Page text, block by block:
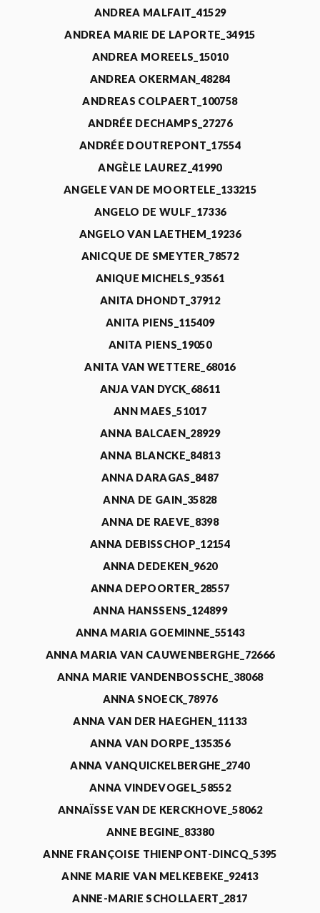
ANDREA MALFAIT_41529
ANDREA MARIE DE LAPORTE_34915
ANDREA MOREELS_15010
ANDREA OKERMAN_48284
ANDREAS COLPAERT_100758
ANDRÉE DECHAMPS_27276
ANDRÉE DOUTREPONT_17554
ANGÈLE LAUREZ_41990
ANGELE VAN DE MOORTELE_133215
ANGELO DE WULF_17336
ANGELO VAN LAETHEM_19236
ANICQUE DE SMEYTER_78572
ANIQUE MICHELS_93561
ANITA DHONDT_37912
ANITA PIENS_115409
ANITA PIENS_19050
ANITA VAN WETTERE_68016
ANJA VAN DYCK_68611
ANN MAES_51017
ANNA BALCAEN_28929
ANNA BLANCKE_84813
ANNA DARAGAS_8487
ANNA DE GAIN_35828
ANNA DE RAEVE_8398
ANNA DEBISSCHOP_12154
ANNA DEDEKEN_9620
ANNA DEPOORTER_28557
ANNA HANSSENS_124899
ANNA MARIA GOEMINNE_55143
ANNA MARIA VAN CAUWENBERGHE_72666
ANNA MARIE VANDENBOSSCHE_38068
ANNA SNOECK_78976
ANNA VAN DER HAEGHEN_11133
ANNA VAN DORPE_135356
ANNA VANQUICKELBERGHE_2740
ANNA VINDEVOGEL_58552
ANNAÏSSE VAN DE KERCKHOVE_58062
ANNE BEGINE_83380
ANNE FRANÇOISE THIENPONT-DINCQ_5395
ANNE MARIE VAN MELKEBEKE_92413
ANNE-MARIE SCHOLLAERT_2817